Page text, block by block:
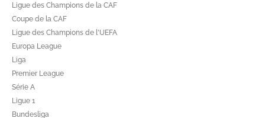
Ligue des Champions de la CAF
Coupe de la CAF
Ligue des Champions de l'UEFA
Europa League
Liga
Premier League
Série A
Ligue 1
Bundesliga